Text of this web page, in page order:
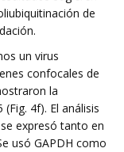
de
un virus
confocales de
la
4f). El análisis
expresó tanto en
usó GAPDH como